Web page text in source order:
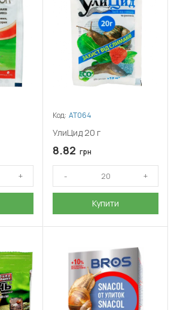
Код: АТ064
УлиЦид 20 г
8.82 грн
Купити